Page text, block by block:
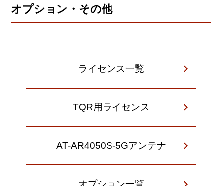
オプション・その他
ライセンス一覧
TQR用ライセンス
AT-AR4050S-5Gアンテナ
オプション一覧